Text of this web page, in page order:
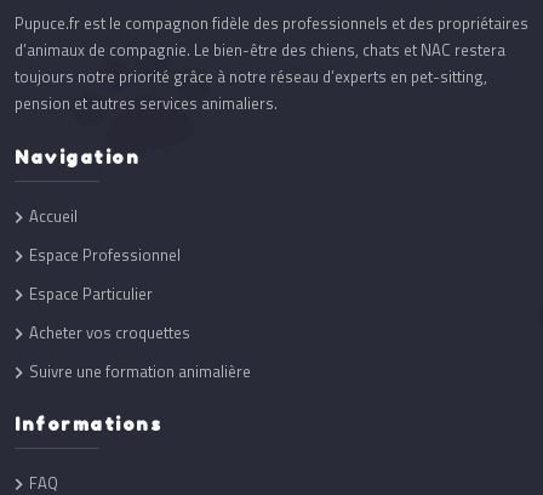
Pupuce.fr est le compagnon fidèle des professionnels et des propriétaires
d’animaux de compagnie. Le bien-être des chiens, chats et NAC restera
toujours notre priorité grâce à notre réseau d’experts en pet-sitting,
pension et autres services animaliers.
Navigation
Accueil
Espace Professionnel
Espace Particulier
Acheter vos croquettes
Suivre une formation animalière
Informations
FAQ